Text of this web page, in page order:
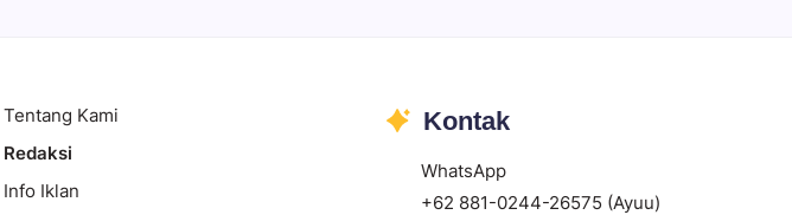
Tentang Kami
Redaksi
Info Iklan
Kontak
WhatsApp
+62 881-0244-26575 (Ayuu)